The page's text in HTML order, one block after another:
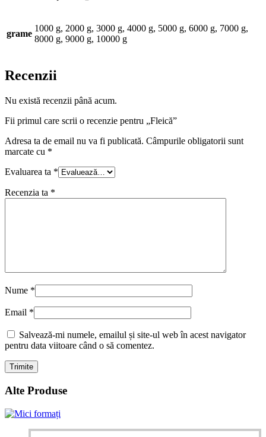
grame
1000 g, 2000 g, 3000 g, 4000 g, 5000 g, 6000 g, 7000 g,
8000 g, 9000 g, 10000 g
Recenzii
Nu există recenzii până acum.
Fii primul care scrii o recenzie pentru „Fleică”
Adresa ta de email nu va fi publicată. Câmpurile obligatorii sunt
marcate cu *
Evaluarea ta *
Recenzia ta *
Nume *
Email *
Salvează-mi numele, emailul și site-ul web în acest navigator
pentru data viitoare când o să comentez.
Alte Produse